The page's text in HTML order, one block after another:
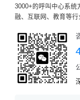
3000+的呼叫中心系统
融、互联网、教育等行